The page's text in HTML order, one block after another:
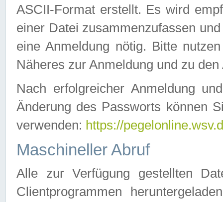
ASCII-Format erstellt. Es wird
einer Datei zusammenzufassen
eine Anmeldung nötig. Bitte
Näheres zur Anmeldung und zu
Nach erfolgreicher Anmeldung
Änderung des Passworts können
verwenden: https://
Maschineller Abruf
Alle zur Verfügung gestellten
Clientprogrammen